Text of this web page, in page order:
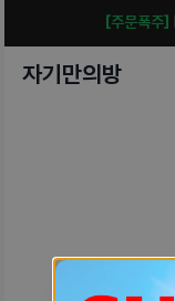
[주문폭주]
자기만의방